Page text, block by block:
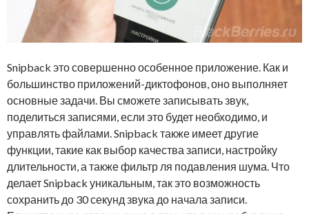
Snipback это совершенно особенное приложение. Как и
большинство приложений-диктофонов, оно выполняет
основные задачи. Вы сможете записывать звук,
поделиться записями, если это будет необходимо, и
управлять файлами. Snipback также имеет другие
функции, такие как выбор качества записи, настройку
длительности, а также фильтр ля подавления шума. Что
делает Snipback уникальным, так это возможность
сохранить до 30 секунд звука до начала записи.